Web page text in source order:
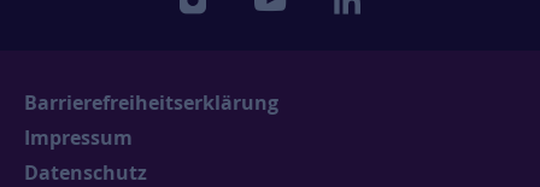
instagramyoutubelinkedin
Barrierefreiheitserklärung
Impressum
Datenschutz